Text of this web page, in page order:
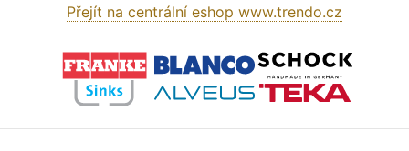
Přejít na centrální eshop www.trendo.cz